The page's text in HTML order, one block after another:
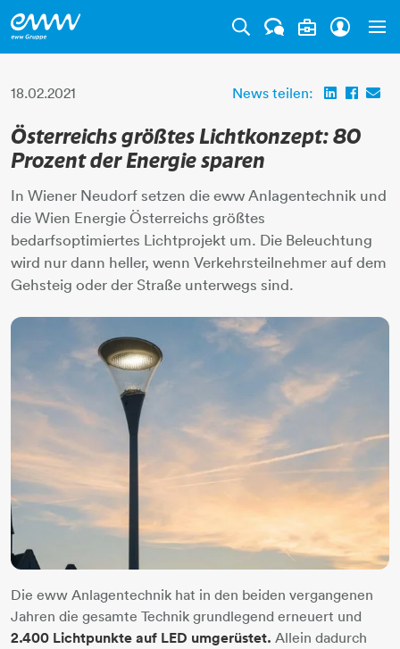
18.02.2021 News teilen:
Österreichs größtes Lichtkonzept: 80
Prozent der Energie sparen
In Wiener Neudorf setzen die eww Anlagentechnik und
die Wien Energie Österreichs größtes
bedarfsoptimiertes Lichtprojekt um. Die Beleuchtung
wird nur dann heller, wenn Verkehrsteilnehmer auf dem
Gehsteig oder der Straße unterwegs sind.
Die eww Anlagentechnik hat in den beiden vergangenen
Jahren die gesamte Technik grundlegend erneuert und
2.400 Lichtpunkte auf LED umgerüstet. Allein dadurch